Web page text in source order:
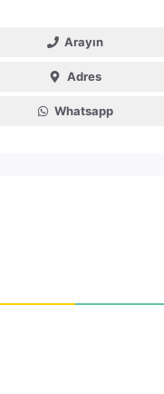
Arayın
Adres
Whatsapp